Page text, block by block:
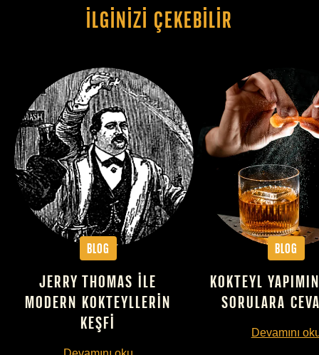
İLGINIZI ÇEKEBILIR
Blog
JERRY THOMAS ILE
MODERN KOKTEYLLERIN
KEŞFI
Blog
KOKTEYL
SORULARA
Devamını